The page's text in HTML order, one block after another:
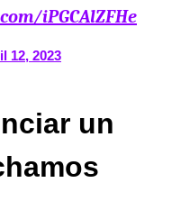
iPGCAlZFHe
12, 2023
un